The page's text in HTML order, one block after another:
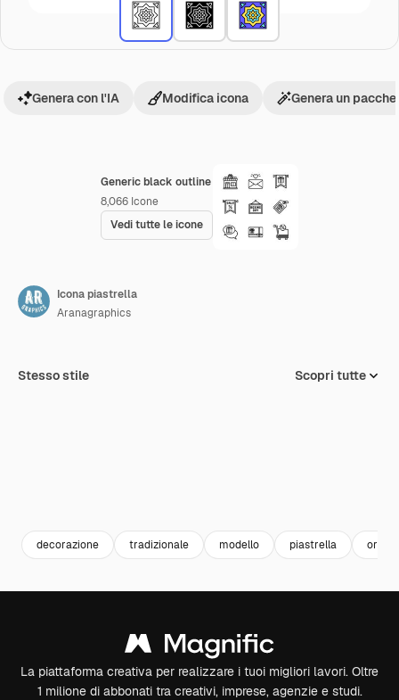
Generic black outline
8,066 Icone
Vedi tutte le icone
Genera con l'IA Modifica icona Genera un
Icona piastrella
Aranagraphics
Stesso stile Scopri tutte
decorazione tradizionale modello piastrella
La piattaforma creativa per realizzare i tuoi migliori lavori. Oltre
1 milione di abbonati tra creativi, imprese, agenzie e studi.